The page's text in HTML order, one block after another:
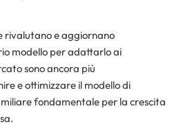
rivalutano e aggiornano
modello per adattarlo ai
sono ancora più
e ottimizzare il modello di
fondamentale per la crescita